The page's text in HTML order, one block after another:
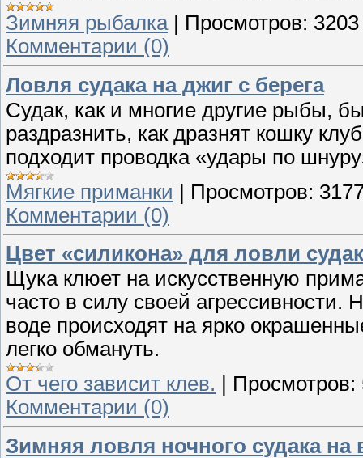
Зимняя рыбалка| Просмотров: 3203
Комментарии (0)
Ловля судака на джиг с берега
Судак, как и многие другие рыбы,
раздразнить, как дразнят кошку
подходит проводка «удары по
Мягкие приманки | Просмотров:
Комментарии (0)
Цвет «силикона» для ловли
Щука клюет на искусственную
часто в силу своей агрессивности.
воде происходят на ярко
легко обмануть.
От чего зависит клев.
Просмотров:
Комментарии (0)
Зимняя ловля ночного судака на